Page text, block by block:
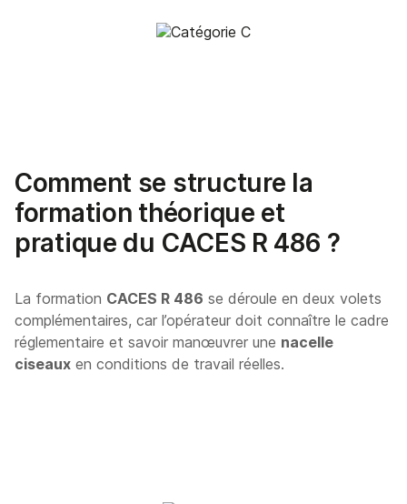
Comment se structure la
formation théorique et
pratique du CACES R 486 ?
La formation CACES R 486 se déroule en deux volets
complémentaires, car l’opérateur doit connaître le cadre
réglementaire et savoir manœuvrer une nacelle
ciseaux en conditions de travail réelles.